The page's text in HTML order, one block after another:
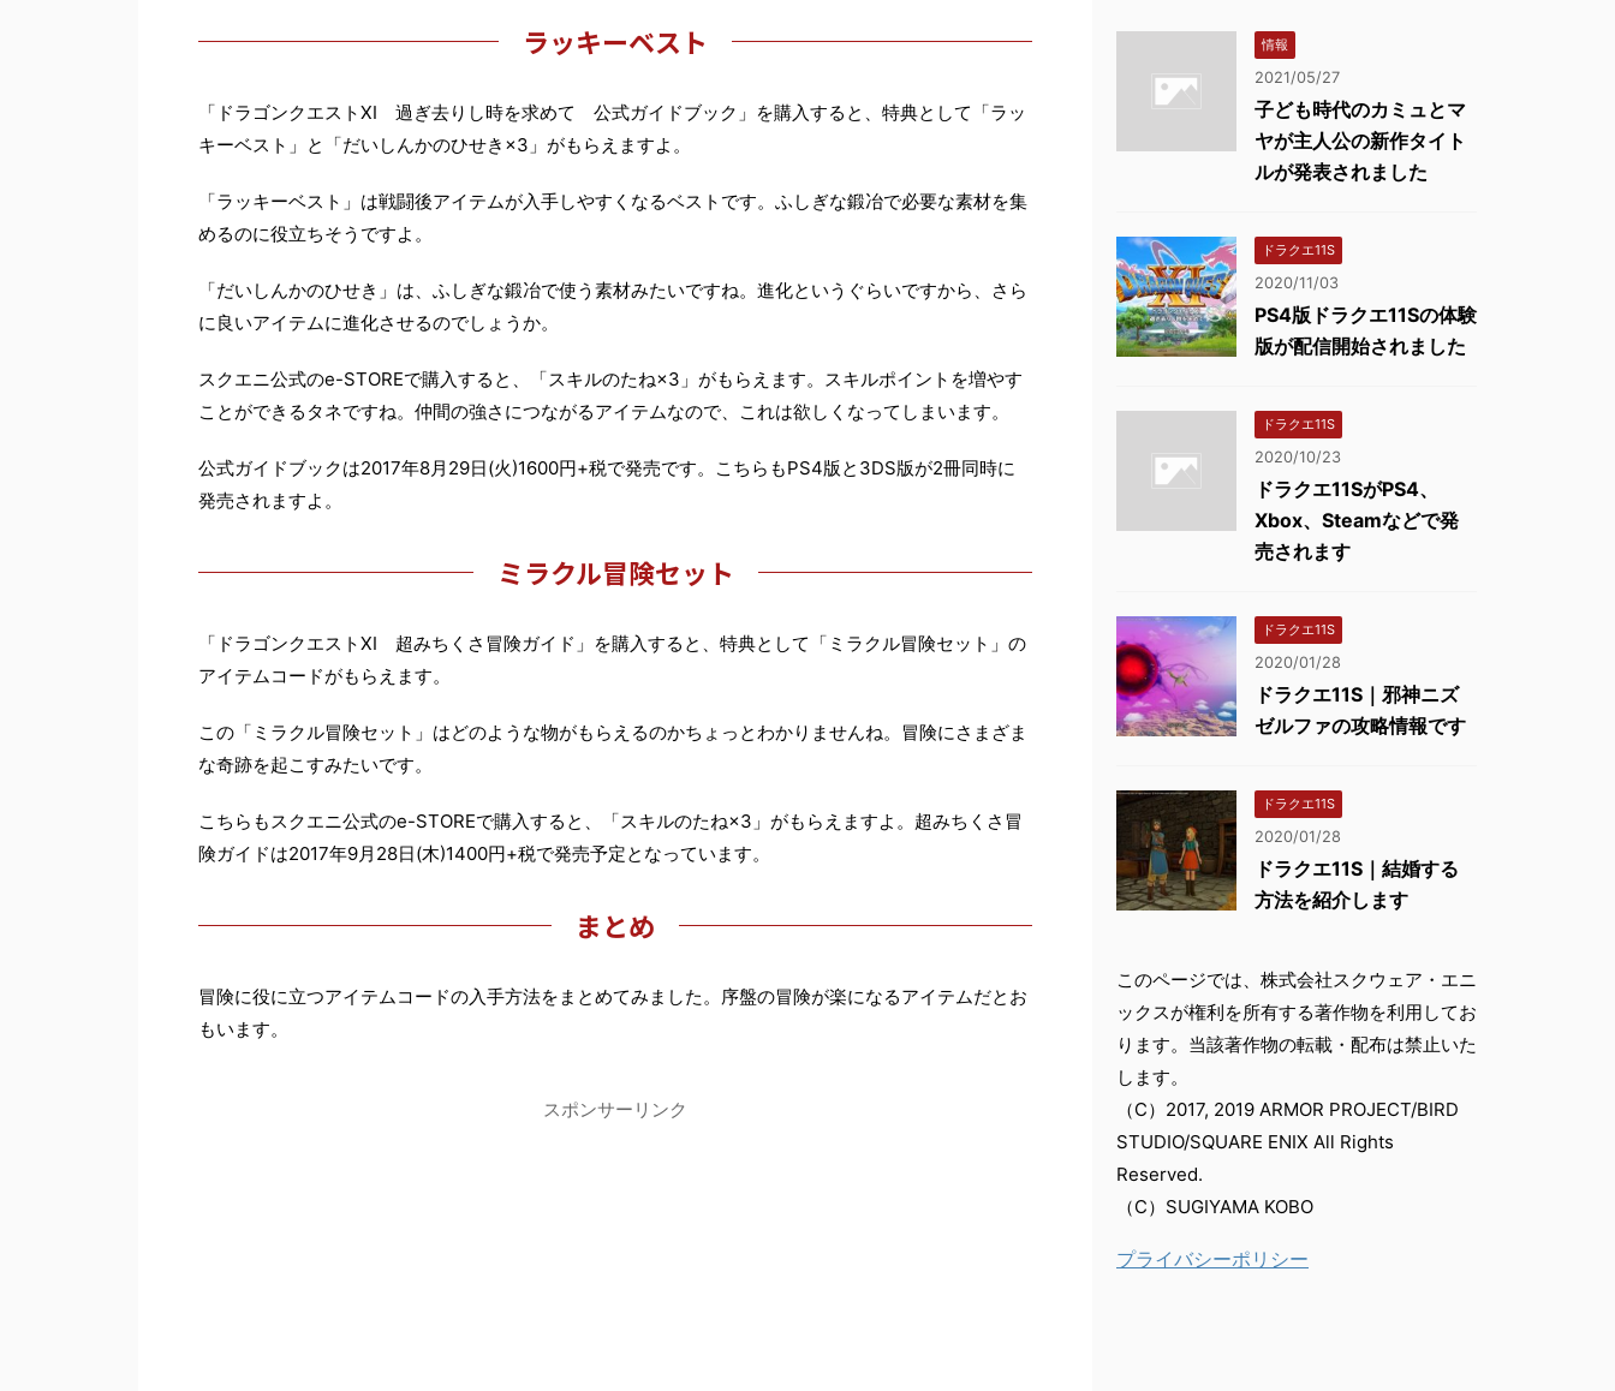
ラッキーベスト
「ドラゴンクエストXI 過ぎ去りし時を求めて 公式ガイドブック」を購入すると、特典として「ラッ
キーベスト」と「だいしんかのひせき×3」がもらえますよ。
「ラッキーベスト」は戦闘後アイテムが入手しやすくなるベストです。ふしぎな鍛冶で必要な素材を集
めるのに役立ちそうですよ。
「だいしんかのひせき」は、ふしぎな鍛冶で使う素材みたいですね。進化というぐらいですから、さら
に良いアイテムに進化させるのでしょうか。
スクエニ公式のe-STOREで購入すると、「スキルのたね×3」がもらえます。スキルポイントを増やす
ことができるタネですね。仲間の強さにつながるアイテムなので、これは欲しくなってしまいます。
公式ガイドブックは2017年8月29日(火)1600円+税で発売です。こちらもPS4版と3DS版が2冊同時に
発売されますよ。
ミラクル冒険セット
「ドラゴンクエストXI 超みちくさ冒険ガイド」を購入すると、特典として「ミラクル冒険セット」の
アイテムコードがもらえます。
この「ミラクル冒険セット」はどのような物がもらえるのかちょっとわかりませんね。冒険にさまざま
な奇跡を起こすみたいです。
こちらもスクエニ公式のe-STOREで購入すると、「スキルのたね×3」がもらえますよ。超みちくさ冒
険ガイドは2017年9月28日(木)1400円+税で発売予定となっています。
まとめ
冒険に役に立つアイテムコードの入手方法をまとめてみました。序盤の冒険が楽になるアイテムだとお
もいます。
スポンサーリンク
情報
2021/05/27
子ども時代のカミュとマ
ヤが主人公の新作タイト
ルが発表されました
ドラクエ11S
2020/11/03
PS4版ドラクエ11Sの体験
版が配信開始されました
ドラクエ11S
2020/10/23
ドラクエ11SがPS4、
Xbox、Steamなどで発
売されます
ドラクエ11S
2020/01/28
ドラクエ11S｜邪神ニズ
ゼルファの攻略情報です
ドラクエ11S
2020/01/28
ドラクエ11S｜結婚する
方法を紹介します
このページでは、株式会社スクウェア・エニ
ックスが権利を所有する著作物を利用してお
ります。当該著作物の転載・配布は禁止いた
します。
（C）2017, 2019 ARMOR PROJECT/BIRD
STUDIO/SQUARE ENIX All Rights
Reserved.
（C）SUGIYAMA KOBO
プライバシーポリシー